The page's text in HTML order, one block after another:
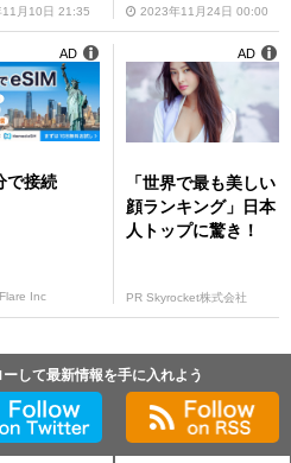
月10日 21:35 2023年11月24日 00:00
で接続
Inc
AD
「世界で最も美しい
顔ランキング」日本
人トップに驚き！
PR Skyrocket株式会社
AD
して最新情報を手に入れよう